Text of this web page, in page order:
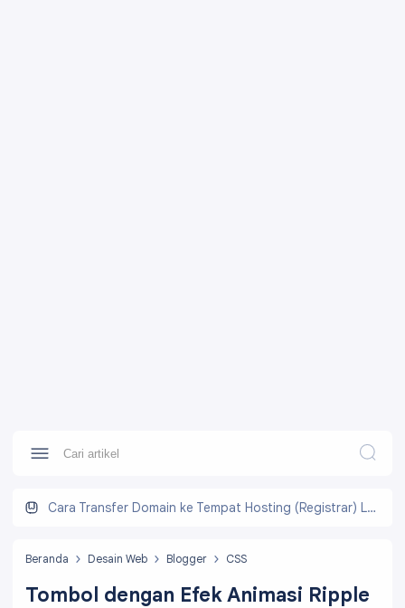
Cara Transfer Domain ke Tempat Hosting (Registrar) Lain
Beranda Desain Web Blogger CSS
Tombol dengan Efek Animasi Ripple